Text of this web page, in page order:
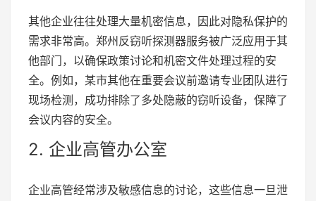
其他企业往往处理大量机密信息，因此对隐私保护的
需求非常高。郑州反窃听探测器服务被广泛应用于其
他部门，以确保政策讨论和机密文件处理过程的安
全。例如，某市其他在重要会议前邀请专业团队进行
现场检测，成功排除了多处隐蔽的窃听设备，保障了
会议内容的安全。
2. 企业高管办公室
企业高管经常涉及敏感信息的讨论，这些信息一旦泄